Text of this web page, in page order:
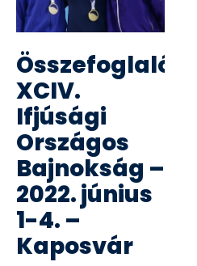
Összefoglaló:
XCIV.
Ifjúsági
Országos
Bajnokság –
2022. június
1-4. –
Kaposvár